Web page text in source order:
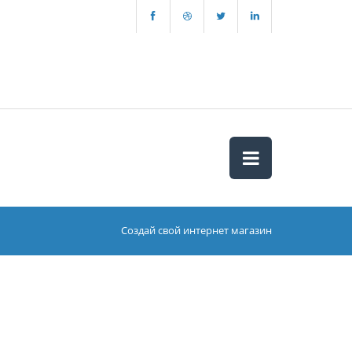
Создай свой интернет магазин